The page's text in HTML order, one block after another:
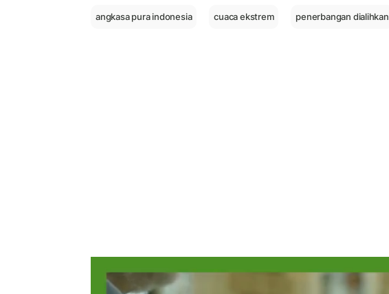
angkasa pura indonesia cuaca ekstrem penerbangan dialihkan